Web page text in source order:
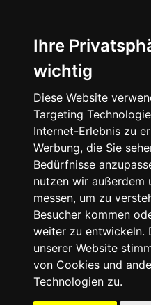
Ihre
wichtig
Diese Website
Targeting
Internet-Erlebnis zu
Werbung, die Sie
Bedürfnisse
nutzen wir außerdem
messen, um zu
Besucher kommen
weiter zu entwickeln.
unserer Website
von Cookies und
Technologien zu.